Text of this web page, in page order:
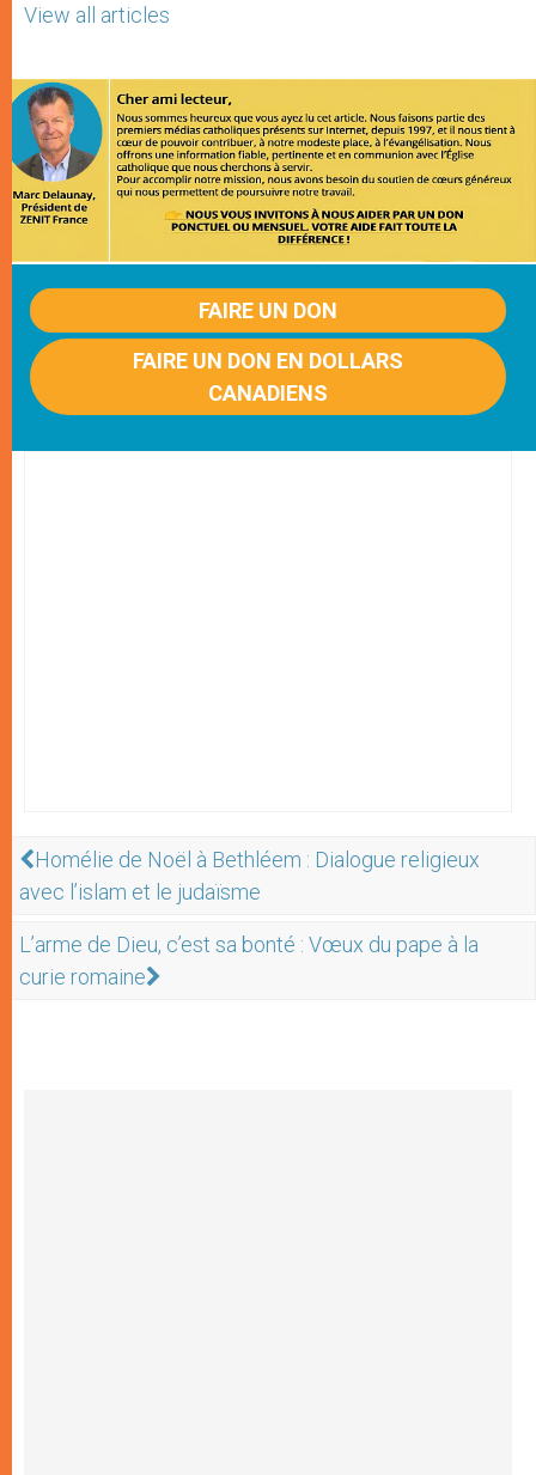
View all articles
FAIRE UN DON
FAIRE UN DON EN DOLLARS
CANADIENS
Homélie de Noël à Bethléem : Dialogue religieux
avec l’islam et le judaïsme
L’arme de Dieu, c’est sa bonté : Vœux du pape à la
curie romaine